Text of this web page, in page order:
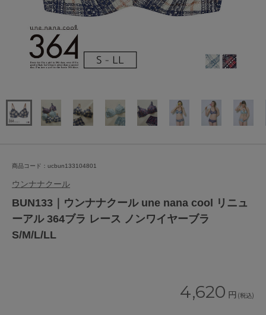
商品コード：ucbun133104801
ウンナナクール
BUN133｜ウンナナクール une nana cool リニュ
ーアル 364ブラ レース ノンワイヤーブラ
S/M/L/LL
4,620 円 (税込)